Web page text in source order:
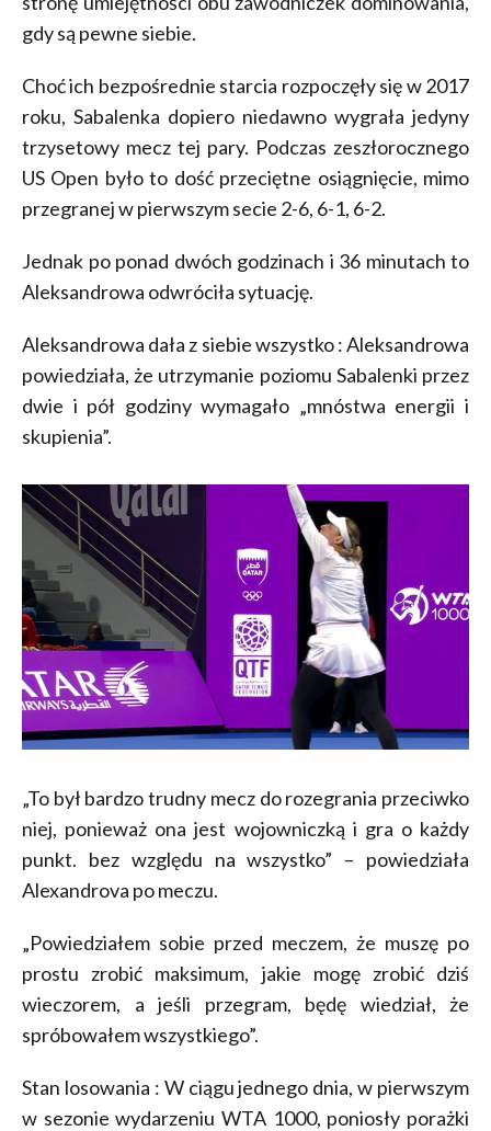
gdy są pewne siebie.
Choć ich bezpośrednie starcia rozpoczęły się w 2017
roku, Sabalenka dopiero niedawno wygrała jedyny
trzysetowy mecz tej pary. Podczas zeszłorocznego
US Open było to dość przeciętne osiągnięcie, mimo
przegranej w pierwszym secie 2-6, 6-1, 6-2.
Jednak po ponad dwóch godzinach i 36 minutach to
Aleksandrowa odwróciła sytuację.
Aleksandrowa dała z siebie wszystko : Aleksandrowa
powiedziała, że ​​utrzymanie poziomu Sabalenki przez
dwie i pół godziny wymagało „mnóstwa energii i
skupienia”.
„To był bardzo trudny mecz do rozegrania przeciwko
niej, ponieważ ona jest wojowniczką i gra o każdy
punkt. bez względu na wszystko” – powiedziała
Alexandrova po meczu.
„Powiedziałem sobie przed meczem, że muszę po
prostu zrobić maksimum, jakie mogę zrobić dziś
wieczorem, a jeśli przegram, będę wiedział, że
spróbowałem wszystkiego”.
Stan losowania : W ciągu jednego dnia, w pierwszym
w sezonie wydarzeniu WTA 1000, poniosły porażki